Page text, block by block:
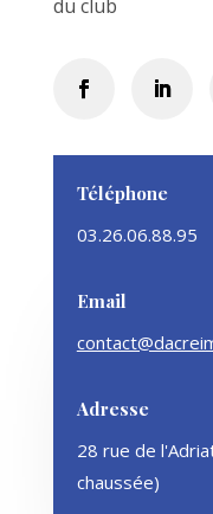
du club
Téléphone
03.26.06.88.95
Email
Adresse
28 rue de
chaussée)